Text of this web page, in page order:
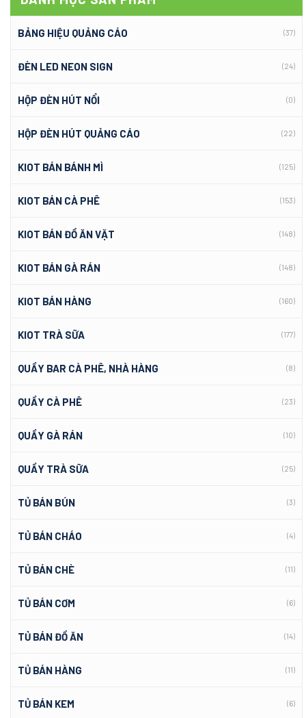
BẢNG HIỆU QUẢNG CÁO (37)
ĐÈN LED NEON SIGN (24)
HỘP ĐÈN HÚT NỔI (0)
HỘP ĐÈN HÚT QUẢNG CÁO (22)
KIOT BÁN BÁNH MÌ (125)
KIOT BÁN CÀ PHÊ (153)
KIOT BÁN ĐỒ ĂN VẶT (148)
KIOT BÁN GÀ RÁN (148)
KIOT BÁN HÀNG (160)
KIOT TRÀ SỮA (177)
QUẦY BAR CÀ PHÊ, NHÀ HÀNG (8)
QUẦY CÀ PHÊ (23)
QUẦY GÀ RÁN (10)
QUẦY TRÀ SỮA (25)
TỦ BÁN BÚN (3)
TỦ BÁN CHÁO (4)
TỦ BÁN CHÈ (11)
TỦ BÁN CƠM (6)
TỦ BÁN ĐỒ ĂN (14)
TỦ BÁN HÀNG (11)
TỦ BÁN KEM (6)